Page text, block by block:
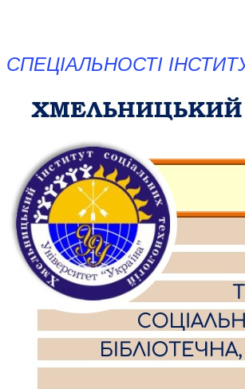
СПЕЦІАЛЬНОСТІ